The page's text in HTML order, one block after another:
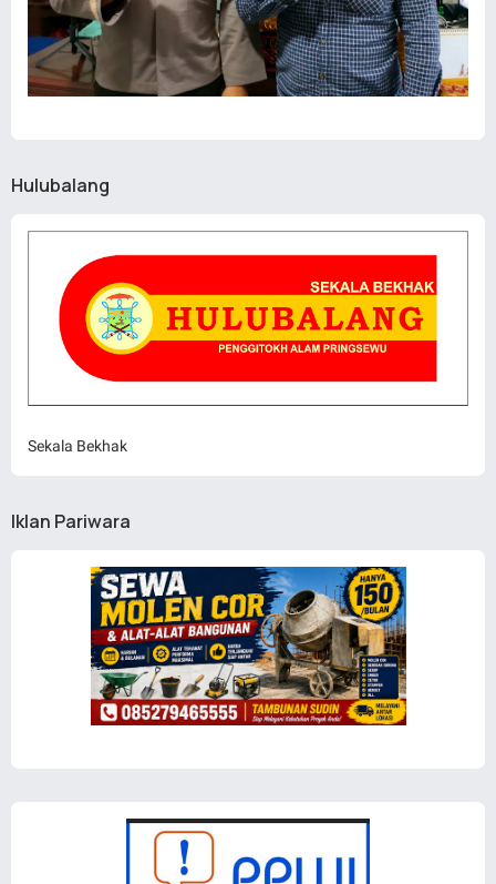
Hulubalang
Sekala Bekhak
Iklan Pariwara